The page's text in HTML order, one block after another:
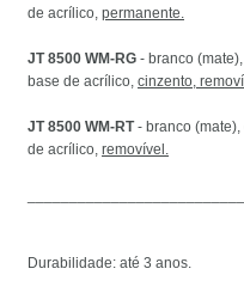
de acrílico, permanente.
JT 8500 WM-RG - branco
base de acrílico, cinzento,
JT 8500 WM-RT- branco (mate),
de acrílico, removível.
Durabilidade: até 3 anos.
PG